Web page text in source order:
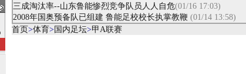
三成淘汰率--山东鲁能惨烈竞争队员人人自危(01/16 17:03)
2008年国奥预备队已组建 鲁能足校校长执掌教鞭 (01/14 13:58)
首页>体育> 国内足坛>甲A联赛